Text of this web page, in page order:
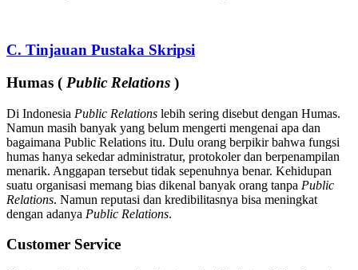
C. Tinjauan Pustaka Skripsi
Humas ( Public Relations )
Di Indonesia Public Relations lebih sering disebut dengan Humas.
Namun masih banyak yang belum mengerti mengenai apa dan
bagaimana Public Relations itu. Dulu orang berpikir bahwa fungsi
humas hanya sekedar administratur, protokoler dan berpenampilan
menarik. Anggapan tersebut tidak sepenuhnya benar. Kehidupan
suatu organisasi memang bias dikenal banyak orang tanpa Public
Relations. Namun reputasi dan kredibilitasnya bisa meningkat
dengan adanya Public Relations.
Customer Service